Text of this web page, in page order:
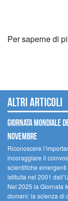
Per saperne di
Altri articoli
Giornata mondiale
novembre
Riconoscere
incoraggiare il
scientifiche
istituita nel 2001
Nel 2025 la Giornata
domani: la scienza di